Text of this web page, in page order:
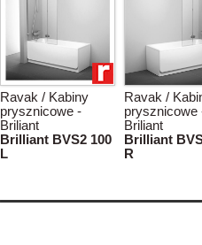
Ravak / Kabiny
prysznicowe -
Briliant
Brilliant BVS2 100
L
Ravak /
prysznicowe
Briliant
Brilliant
R